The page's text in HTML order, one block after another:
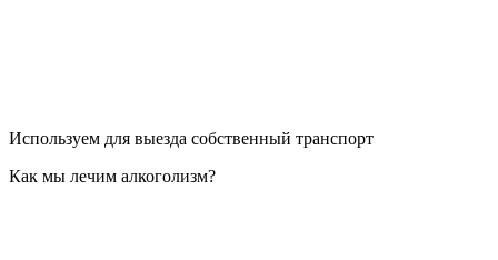
Используем для выезда собственный транспорт
Как мы лечим алкоголизм?